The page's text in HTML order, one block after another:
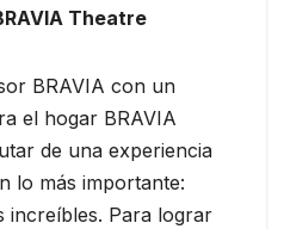
Theatre
BRAVIA con un
el hogar BRAVIA
de una experiencia
lo más importante:
increíbles. Para lograr